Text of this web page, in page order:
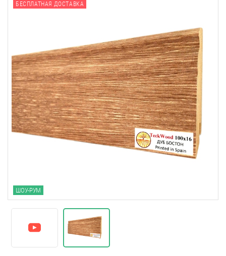
БЕСПЛАТНАЯ ДОСТАВКА
ШОУ-РУМ